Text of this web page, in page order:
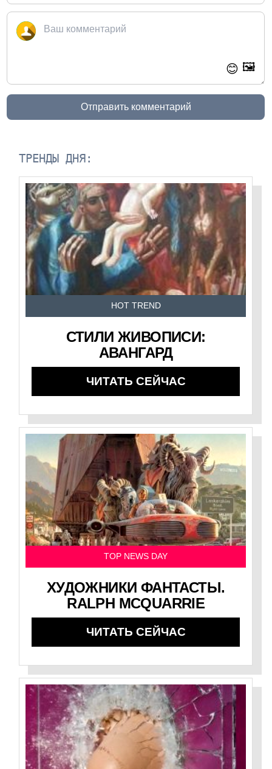
😊 🖼️
Отправить комментарий
ТРЕНДЫ ДНЯ:
HOT TREND
СТИЛИ ЖИВОПИСИ:
АВАНГАРД
ЧИТАТЬ СЕЙЧАС
TOP NEWS DAY
ХУДОЖНИКИ ФАНТАСТЫ.
RALPH MCQUARRIE
ЧИТАТЬ СЕЙЧАС